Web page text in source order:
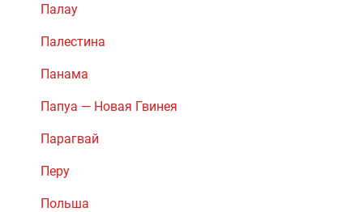
Палау
Палестина
Панама
Папуа — Новая Гвинея
Парагвай
Перу
Польша